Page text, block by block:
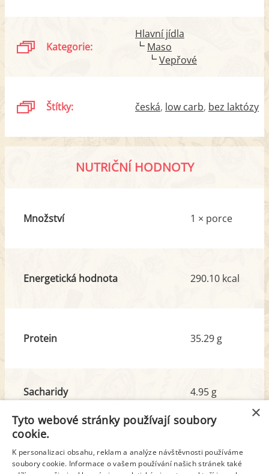
Kategorie:
Hlavní jídla
Maso
Vepřové
Štítky: česká low carb bez laktózy
NUTRIČNÍ HODNOTY
Množství 1 × porce
Energetická hodnota 290.10 kcal
Protein 35.29 g
Sacharidy
z toho cukr
4.95 g
1.55 g
Tuk
z toho nas. mastné kyseliny
14.17 g
5.09 g
×
Tyto webové stránky používají soubory
cookie.
K personalizaci obsahu, reklam a analýze návštěvnosti používáme
soubory cookie. Informace o vašem používání našich stránek také